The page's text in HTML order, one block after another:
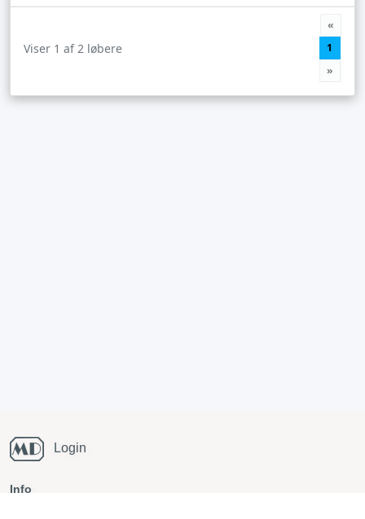
Viser 1 af 2 løbere
«
1
»
Login
Info